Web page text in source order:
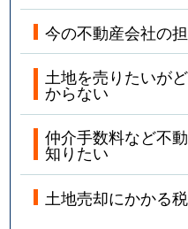
今の不動産会社の
土地を売りたいが
からない
仲介手数料など不
知りたい
土地売却にかかる